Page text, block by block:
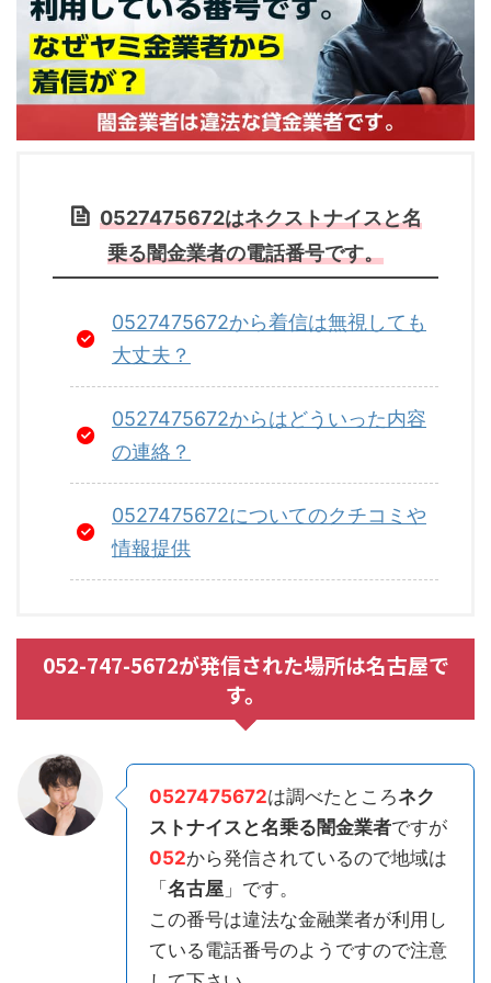
0527475672はネクストナイスと名
乗る闇金業者の電話番号です。
0527475672から着信は無視しても
大丈夫？
0527475672からはどういった内容
の連絡？
0527475672についてのクチコミや
情報提供
052-747-5672が発信された場所は名古屋で
す。
0527475672は調べたところネク
ストナイスと名乗る闇金業者ですが
052から発信されているので地域は
「 名古屋 」です。
この番号は違法な金融業者が利用し
ている電話番号のようですので注意